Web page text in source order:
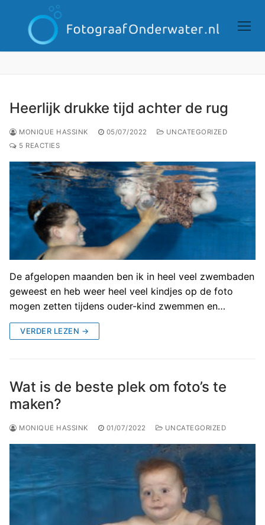
inhoud
Heerlijk drukke tijd achter de rug
MONIQUE HASSINK 05/07/2022
UNCATEGORIZED
5 REACTIES
De afgelopen maanden ben ik in heel veel zwembaden
geweest en heb weer heel veel kindjes op de foto
mogen zetten tijdens ouder-kind zwemmen en…
VERDER LEZEN →
Wat is de beste plek om foto’s te
maken?
MONIQUE HASSINK 01/07/2022 UNCATEGORIZED